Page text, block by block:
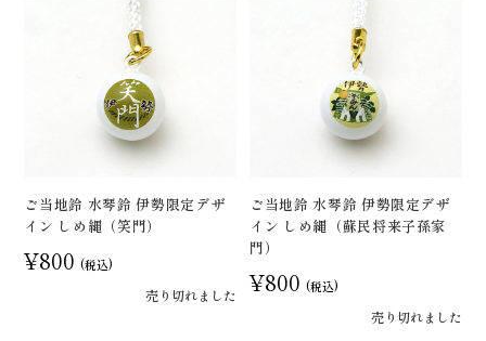
ご当地鈴 水琴鈴 伊勢限定デザ
イン しめ縄（笑門）
¥800 (税込)
売り切れました
ご当地鈴 水琴鈴 伊勢限定デザ
イン しめ縄（蘇民将来子孫家
門）
¥800 (税込)
売り切れました